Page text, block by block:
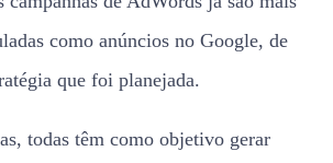
todas têm como objetivo gerar
as empresas através de
muda mesmo é onde essa divulgação